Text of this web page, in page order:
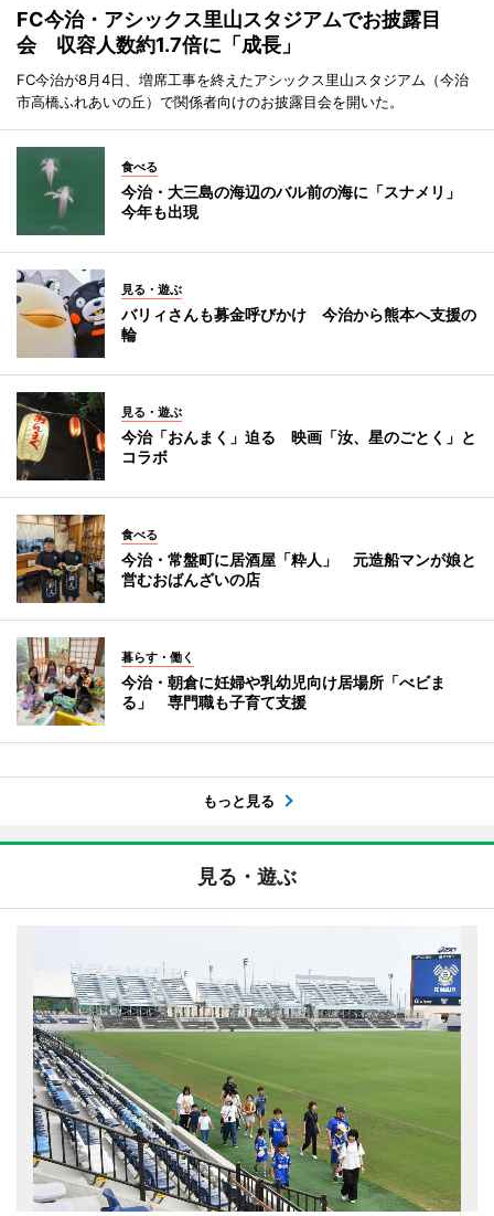
FC今治・アシックス里山スタジアムでお披露目
会 収容人数約1.7倍に「成長」
FC今治が8月4日、増席工事を終えたアシックス里山スタジアム（今治
市高橋ふれあいの丘）で関係者向けのお披露目会を開いた。
食べる
今治・大三島の海辺のバル前の海に「スナメリ」
今年も出現
見る・遊ぶ
バリィさんも募金呼びかけ 今治から熊本へ支援の
輪
見る・遊ぶ
今治「おんまく」迫る 映画「汝、星のごとく」と
コラボ
食べる
今治・常盤町に居酒屋「粋人」 元造船マンが娘と
営むおばんざいの店
暮らす・働く
今治・朝倉に妊婦や乳幼児向け居場所「べビま
る」 専門職も子育て支援
もっと見る
見る・遊ぶ